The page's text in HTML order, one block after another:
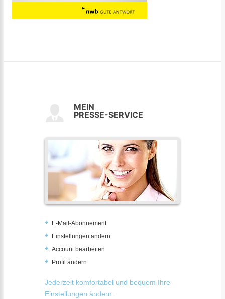
MEIN
PRESSE-SERVICE
E-Mail-Abonnement
Einstellungen ändern
Account bearbeiten
Profil ändern
Jederzeit komfortabel und bequem Ihre
Einstellungen ändern: